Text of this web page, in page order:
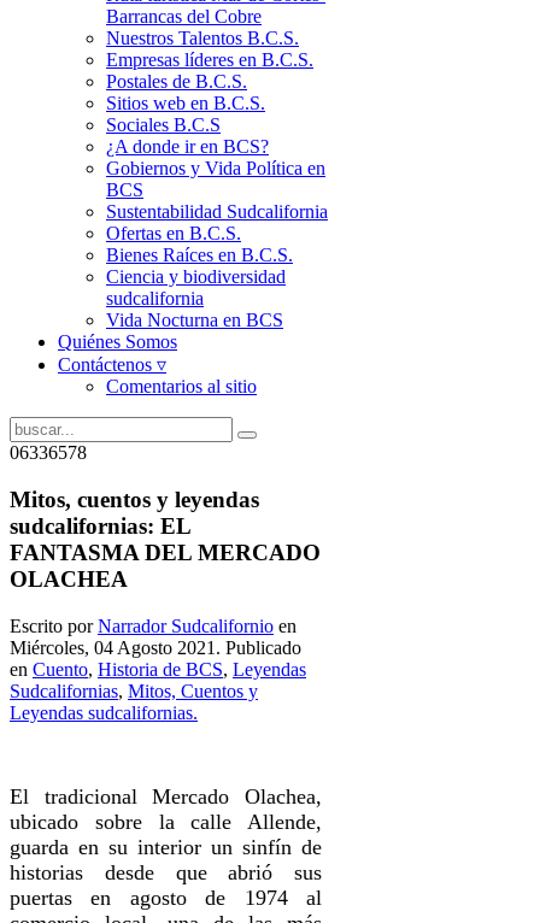
Barrancas del Cobre
Nuestros Talentos B.C.S.
Empresas líderes en B.C.S.
Postales de B.C.S.
Sitios web en B.C.S.
Sociales B.C.S
¿A donde ir en BCS?
Gobiernos y Vida Política en
BCS
Sustentabilidad Sudcalifornia
Ofertas en B.C.S.
Bienes Raíces en B.C.S.
Ciencia y biodiversidad
sudcalifornia
Vida Nocturna en BCS
Quiénes Somos
Contáctenos ▿
Comentarios al sitio
06336578
Mitos, cuentos y leyendas
sudcalifornias: EL
FANTASMA DEL MERCADO
OLACHEA
Escrito porNarrador Sudcalifornio en
Miércoles, 04 Agosto 2021. Publicado
en Cuento, Historia de BCS, Leyendas
Sudcalifornias, Mitos, Cuentos y
Leyendas sudcalifornias.
El tradicional Mercado Olachea,
ubicado sobre la calle Allende,
guarda en su interior un sinfín de
historias desde que abrió sus
puertas en agosto de 1974 al